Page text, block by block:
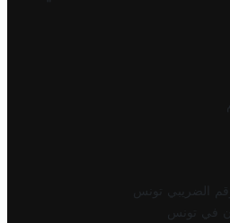
الضريبي تونس
في تونس